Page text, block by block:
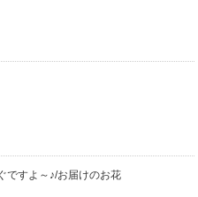
すよ～♪/お届けのお花